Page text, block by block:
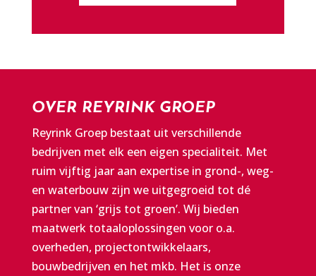
OVER REYRINK GROEP
Reyrink Groep bestaat uit verschillende
bedrijven met elk een eigen specialiteit. Met
ruim vijftig jaar aan expertise in grond-, weg-
en waterbouw zijn we uitgegroeid tot dé
partner van ‘grijs tot groen’. Wij bieden
maatwerk totaaloplossingen voor o.a.
overheden, projectontwikkelaars,
bouwbedrijven en het mkb. Het is onze